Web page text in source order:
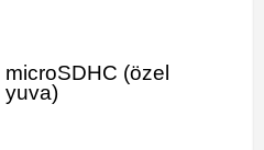
microSDHC (özel
yuva)